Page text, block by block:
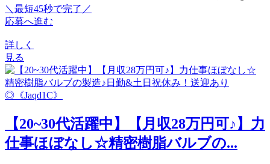
＼最短45秒で完了／
応募へ進む
詳しく
見る
【20~30代活躍中】【月収28万円可♪】力
仕事ほぼなし☆精密樹脂バルブの...